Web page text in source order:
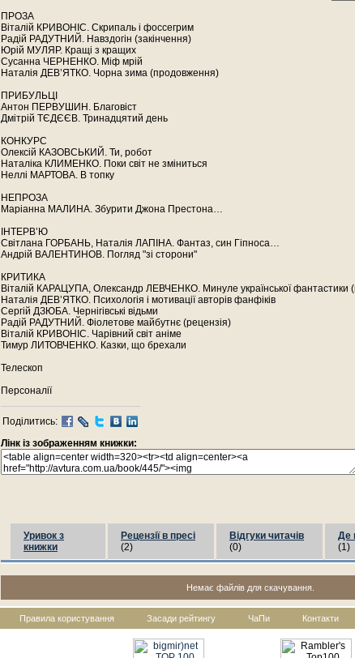
ПРОЗА
Віталій КРИВОНІС. Скрипаль і фоссегрим
Радій РАДУТНИЙ. Навздогін (закінчення)
Юрій МУЛЯР. Кращі з кращих
Сусанна ЧЕРНЕНКО. Міф мрій
Наталія ДЕВ’ЯТКО. Чорна зима (продовження)
ПРИБУЛЬЦІ
Антон ПЕРВУШИН. Благовіст
Дмітрій ТЄДЄЄВ. Тринадцятий день
КОНКУРС
Олексій КАЗОВСЬКИЙ. Ти, робот
Наталіка КЛИМЕНКО. Поки світ не зміниться
Неллі МАРТОВА. В топку
НЕПРОЗА
Маріанна МАЛИНА. Збурити Джона Престона…
ІНТЕРВ’Ю
Світлана ГОРБАНЬ, Наталія ЛАПІНА. Фантаз, син Гіпноса…
Андрій ВАЛЕНТИНОВ. Погляд "зі сторони"
КРИТИКА
Віталій КАРАЦУПА, Олександр ЛЕВЧЕНКО. Минуле української фантастики
Наталія ДЕВ’ЯТКО. Психологія і мотивації авторів фанфіків
Сергій ДЗЮБА. Чернігівські відьми
Радій РАДУТНИЙ. Фіолетове майбутнє (рецензія)
Віталій КРИВОНІС. Чарівний світ аніме
Тимур ЛИТОВЧЕНКО. Казки, що брехали
Телескоп
Персоналії
Поділитись:
Лінк із зображенням книжки:
Уривок з
книжки
Рецензії в пресі
(2)
Відгуки читачів
(0)
Де
(1)
Немає файлів для скачування.
Правила користування Засади рейтингу ЧаПи Контакти